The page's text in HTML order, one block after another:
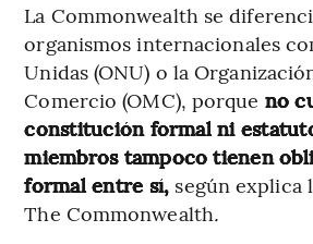
La Commonwealth se
organismos internacionales
Unidas (ONU) o la
Comercio (OMC), porque no
constitución formal ni
miembros tampoco tienen
formal entre sí, según explica
The Commonwealth.